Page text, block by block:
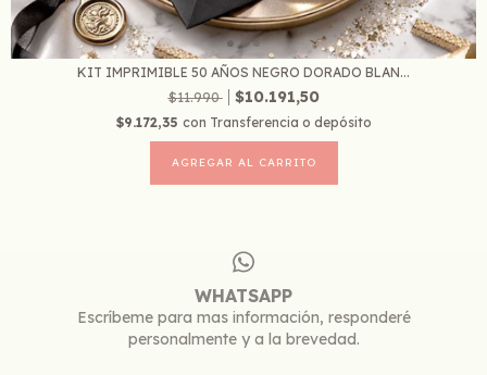
KIT IMPRIMIBLE 50 AÑOS NEGRO DORADO BLAN...
$11.990
$10.191,50
$9.172,35 con Transferencia o depósito
WHATSAPP
Escríbeme para mas información, responderé
personalmente y a la brevedad.